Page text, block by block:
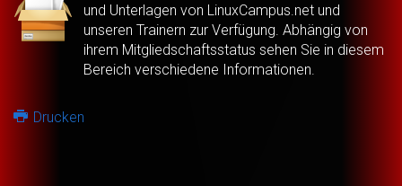
und Unterlagen von LinuxCampus.net und
unseren Trainern zur Verfügung. Abhängig von
ihrem Mitgliedschaftsstatus sehen Sie in diesem
Bereich verschiedene Informationen.
Drucken